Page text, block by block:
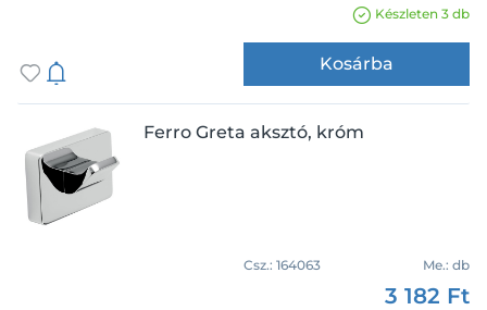
Készleten 3 db
Kosárba
Ferro Greta aksztó, króm
Csz.: 164063 Me.: db
3 182 Ft